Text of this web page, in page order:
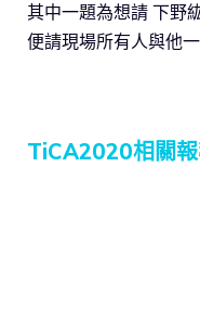
其中一題為想請 下野
便請現場所有人與他
TiCA2020相關